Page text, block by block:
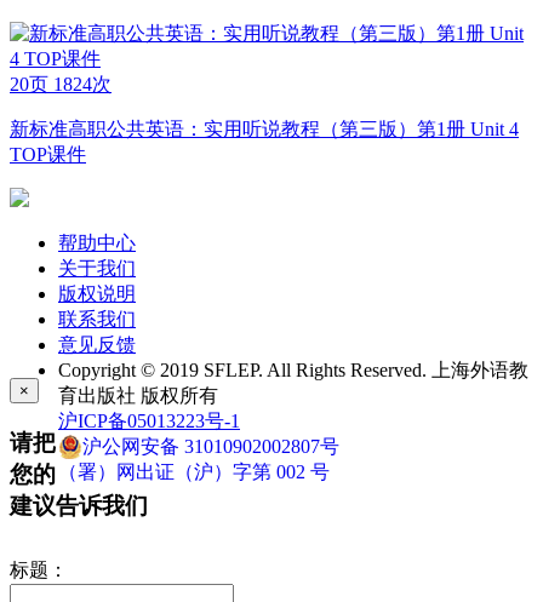
20页 1824次
新标准高职公共英语：实用听说教程（第三版）第1册 Unit 4
TOP课件
帮助中心
关于我们
版权说明
联系我们
意见反馈
Copyright © 2019 SFLEP. All Rights Reserved. 上海外语教
育出版社 版权所有
沪ICP备05013223号-1
沪公网安备 31010902002807号
（署）网出证（沪）字第 002 号
×
请把
您的
建议告诉我们
标题：